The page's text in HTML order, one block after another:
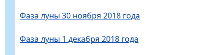
Фаза луны 30 ноября 2018 года
Фаза луны 1 декабря 2018 года